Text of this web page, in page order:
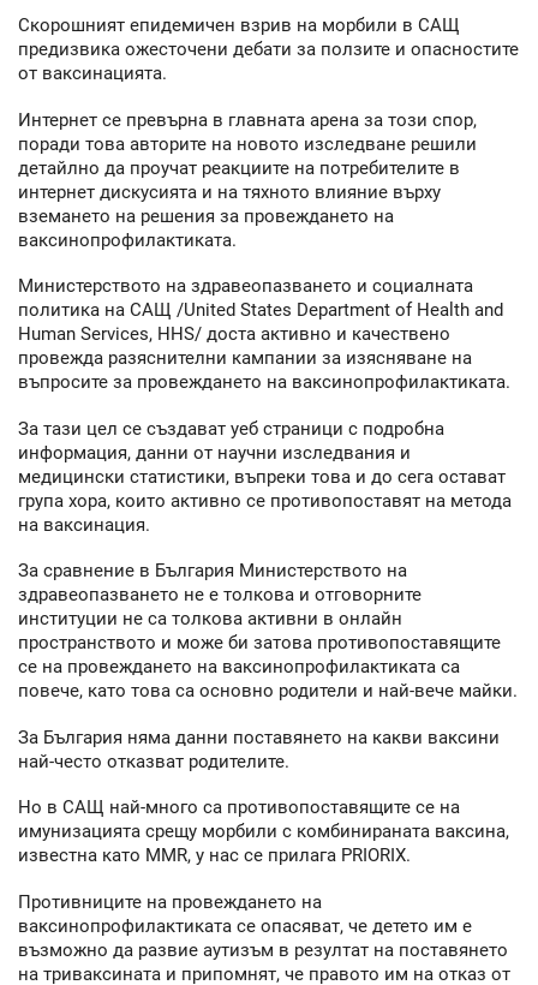
Скорошният епидемичен взрив на морбили в САЩ
предизвика ожесточени дебати за ползите и опасностите
от ваксинацията.
Интернет се превърна в главната арена за този спор,
поради това авторите на новото изследване решили
детайлно да проучат реакциите на потребителите в
интернет дискусията и на тяхното влияние върху
вземането на решения за провеждането на
ваксинопрофилактиката.
Министерството на здравеопазването и социалната
политика на САЩ /United States Department of Health and
Human Services, HHS/ доста активно и качествено
провежда разяснителни кампании за изясняване на
въпросите за провеждането на ваксинопрофилактиката.
За тази цел се създават уеб страници с подробна
информация, данни от научни изследвания и
медицински статистики, въпреки това и до сега остават
група хора, които активно се противопоставят на метода
на ваксинация.
За сравнение в България Министерството на
здравеопазването не е толкова и отговорните
институции не са толкова активни в онлайн
пространството и може би затова противопоставящите
се на провеждането на ваксинопрофилактиката са
повече, като това са основно родители и най-вече майки.
За България няма данни поставянето на какви ваксини
най-често отказват родителите.
Но в САЩ най-много са противопоставящите се на
имунизацията срещу морбили с комбинираната ваксина,
известна като MMR, у нас се прилага PRIORIX.
Противниците на провеждането на
ваксинопрофилактиката се опасяват, че детето им е
възможно да развие аутизъм в резултат на поставянето
на триваксината и припомнят, че правото им на отказ от